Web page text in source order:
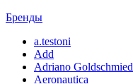
Бренды
a.testoni
Add
Adriano Goldschmied
Aeronautica